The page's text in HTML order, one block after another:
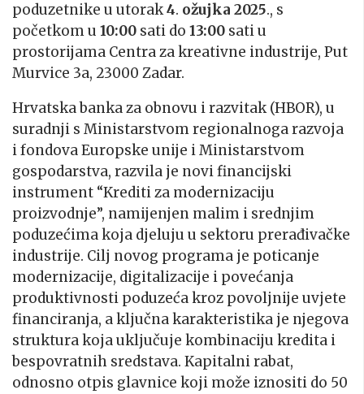
poduzetnike u utorak4. ožujka 2025., s
početkom u 10:00 sati do 13:00 sati u
prostorijama Centra za kreativne industrije, Put
Murvice 3a, 23000 Zadar.
Hrvatska banka za obnovu i razvitak (HBOR), u
suradnji s Ministarstvom regionalnoga razvoja
i fondova Europske unije i Ministarstvom
gospodarstva, razvila je novi financijski
instrument “Krediti za modernizaciju
proizvodnje”, namijenjen malim i srednjim
poduzećima koja djeluju u sektoru prerađivačke
industrije. Cilj novog programa je poticanje
modernizacije, digitalizacije i povećanja
produktivnosti poduzeća kroz povoljnije uvjete
financiranja, a ključna karakteristika je njegova
struktura koja uključuje kombinaciju kredita i
bespovratnih sredstava. Kapitalni rabat,
odnosno otpis glavnice koji može iznositi do 50